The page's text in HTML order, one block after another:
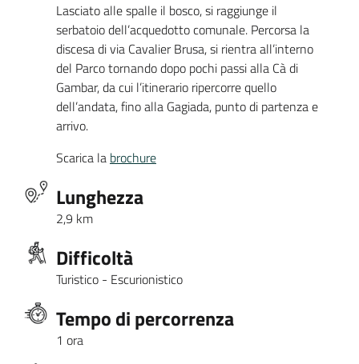
Lasciato alle spalle il bosco, si raggiunge il
serbatoio dell’acquedotto comunale. Percorsa la
discesa di via Cavalier Brusa, si rientra all’interno
del Parco tornando dopo pochi passi alla Cà di
Gambar, da cui l’itinerario ripercorre quello
dell’andata, fino alla Gagiada, punto di partenza e
arrivo.
Scarica la brochure
Lunghezza
2,9 km
Difficoltà
Turistico - Escurionistico
Tempo di percorrenza
1 ora